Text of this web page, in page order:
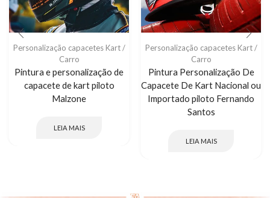
Personalização capacetes Kart /
Carro
Pintura e personalização de
capacete de kart piloto
Malzone
LEIA MAIS
Personalização capacetes Kart /
Carro
Pintura Personalização De
Capacete De Kart Nacional ou
Importado piloto Fernando
Santos
LEIA MAIS